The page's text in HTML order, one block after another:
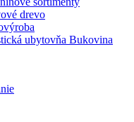
drevo
ubytovňa Bukovina